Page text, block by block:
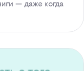
— даже когда